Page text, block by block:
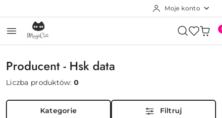
Moje konto
Producent - Hsk data
Liczba produktów:0
Kategorie Filtruj